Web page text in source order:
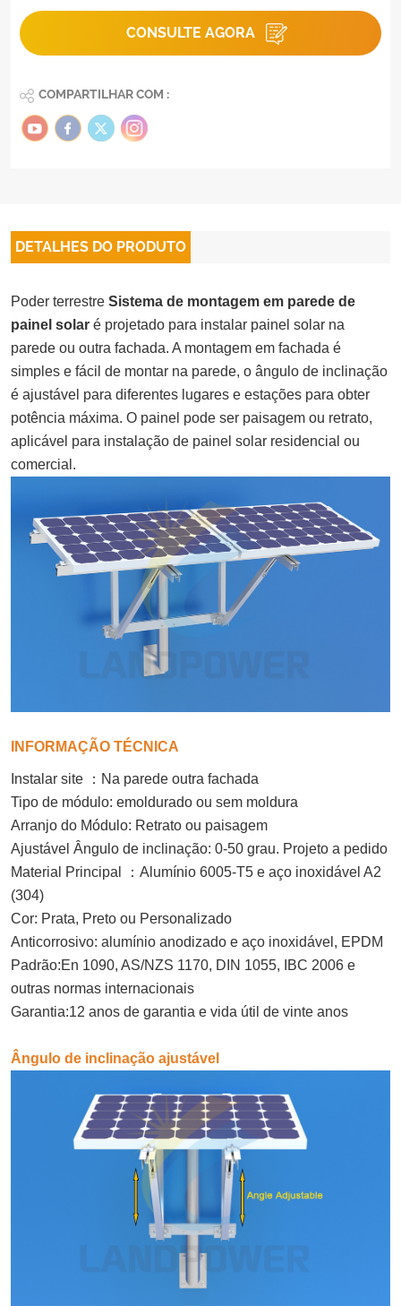
CONSULTE AGORA
COMPARTILHAR COM :
DETALHES DO PRODUTO
Poder terrestre Sistema de montagem em parede de
painel solar é projetado para instalar painel solar na
parede ou outra fachada. A montagem em fachada é
simples e fácil de montar na parede, o ângulo de inclinação
é ajustável para diferentes lugares e estações para obter
potência máxima. O painel pode ser paisagem ou retrato,
aplicável para instalação de painel solar residencial ou
comercial.
INFORMAÇÃO TÉCNICA
Instalar site ： Na parede outra fachada
Tipo de módulo: emoldurado ou sem moldura
Arranjo do Módulo: Retrato ou paisagem
Ajustável Ângulo de inclinação: 0-50 grau. Projeto a pedido
Material Principal
： Alumínio 6005-T5 e aço inoxidável A2
(304)
Cor: Prata, Preto ou Personalizado
Anticorrosivo: alumínio anodizado e aço inoxidável, EPDM
Padrão:En 1090, AS/NZS 1170, DIN 1055, IBC 2006 e
outras normas internacionais
Garantia:12 anos de garantia e vida útil de vinte anos
Ângulo de inclinação ajustável